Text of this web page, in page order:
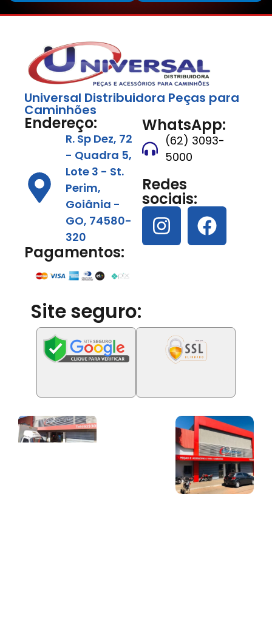
Universal Distribuidora Peças para
Caminhões
Endereço:
R. Sp Dez, 72
- Quadra 5,
Lote 3 - St.
Perim,
Goiânia -
GO, 74580-
320
Pagamentos:
WhatsApp:
(62) 3093-
5000
Redes
sociais:
Site seguro: